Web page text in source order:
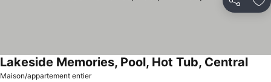
Partager
Maison/appartement entier
Lakeside Memories, Pool, Hot Tub, Central